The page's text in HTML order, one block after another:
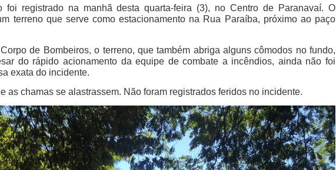
foi registrado na manhã desta quarta-feira (3), no Centro de Paranavaí. O
terreno que serve como estacionamento na Rua Paraíba, próximo ao paço
de Bombeiros, o terreno, que também abriga alguns cômodos no fundo,
do rápido acionamento da equipe de combate a incêndios, ainda não foi
exata do incidente.
as chamas se alastrassem. Não foram registrados feridos no incidente.